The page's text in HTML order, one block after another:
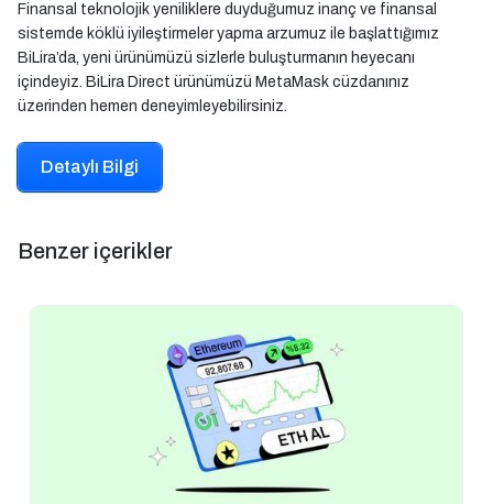
Finansal teknolojik yeniliklere duyduğumuz inanç ve finansal
sistemde köklü iyileştirmeler yapma arzumuz ile başlattığımız
BiLira’da, yeni ürünümüzü sizlerle buluşturmanın heyecanı
içindeyiz. BiLira Direct ürünümüzü MetaMask cüzdanınız
üzerinden hemen deneyimleyebilirsiniz.
Detaylı Bilgi
Benzer içerikler